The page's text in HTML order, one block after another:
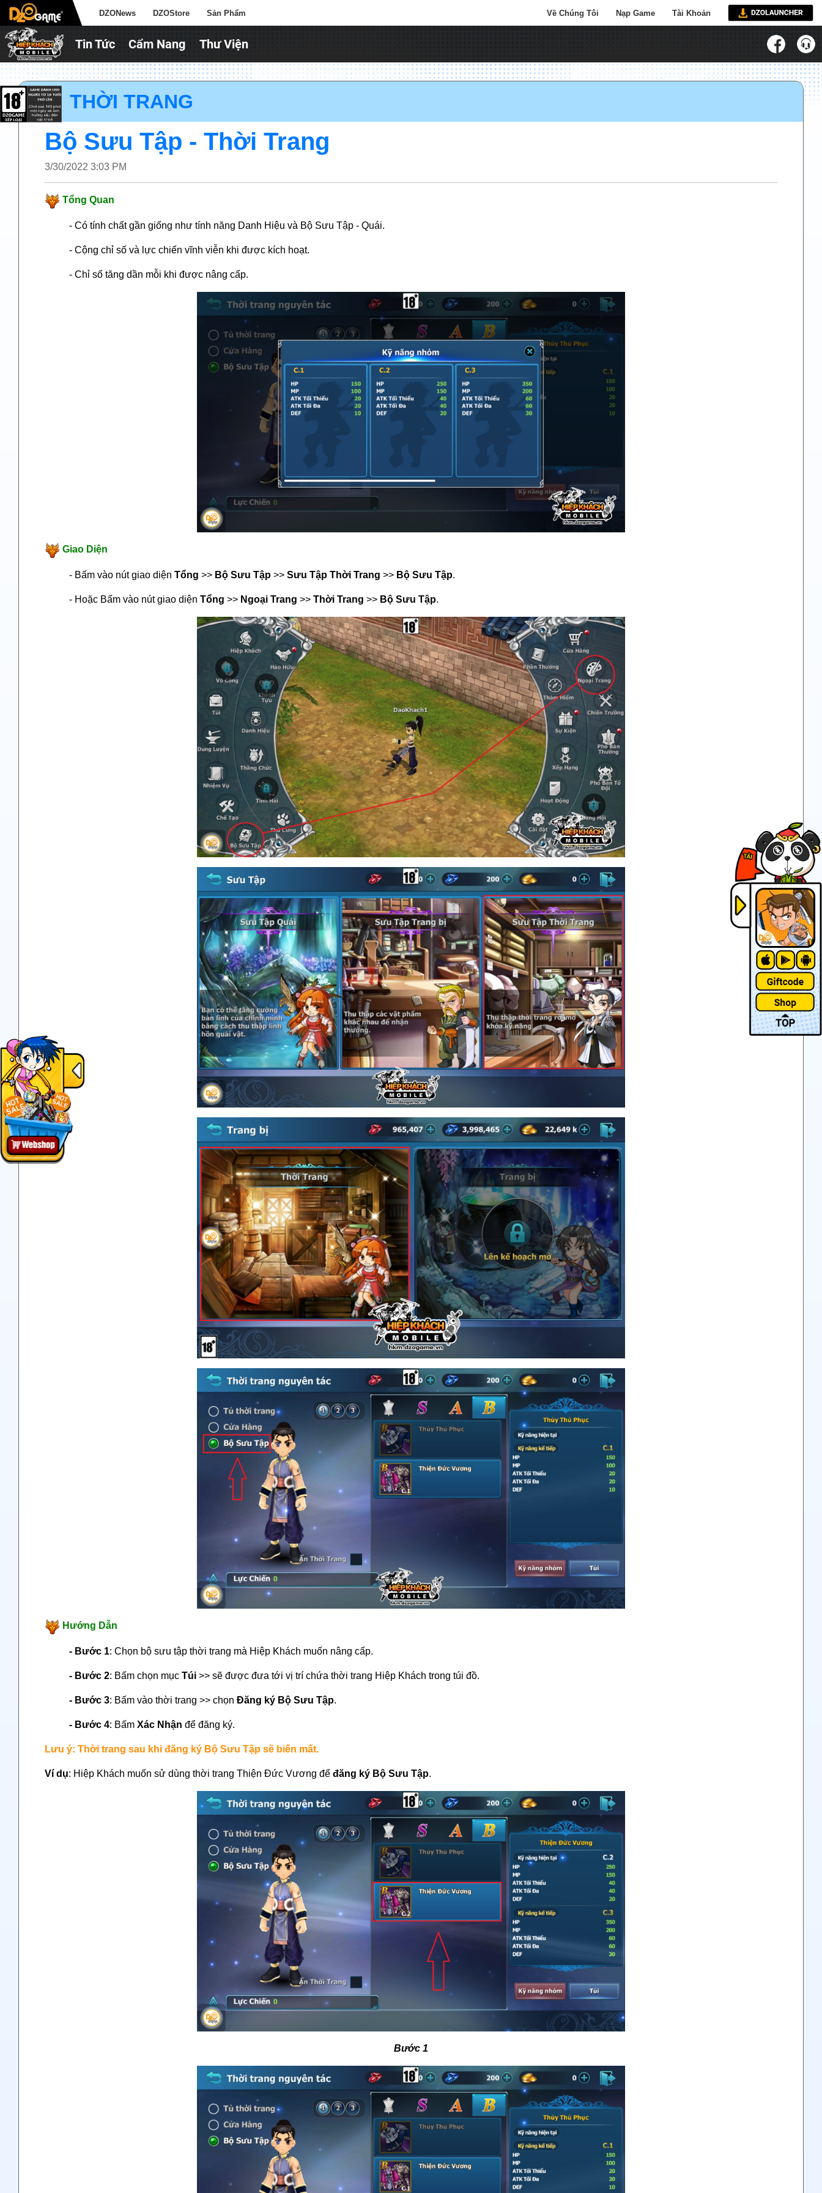
DZONews DZOStore Sản Phẩm Về Chúng Tôi Nạp Game Tài Khoản
Tin Tức Cẩm Nang Thư Viện
► THỜI TRANG
Bộ Sưu Tập - Thời Trang
3/30/2022 3:03 PM
Tổng Quan
- Có tính chất gần giống như tính năng Danh Hiệu và Bộ Sưu Tập - Quái.
- Cộng chỉ số và lực chiến vĩnh viễn khi được kích hoạt.
- Chỉ số tăng dần mỗi khi được nâng cấp.
Giao Diện
- Bấm vào nút giao diệnTổng >> Bộ Sưu Tập >> Sưu Tập Thời Trang >> Bộ Sưu Tập.
- Hoặc Bấm vào nút giao diệnTổng >> Ngoại Trang >>Thời Trang >> Bộ Sưu Tập.
Hướng Dẫn
- Bước 1: Chọn bộ sưu tập thời trang mà Hiệp Khách muốn nâng cấp.
- Bước 2: Bấm chọn mụcTúi >> sẽ được đưa tới vị trí chứa thời trang Hiệp Khách trong túi đồ.
- Bước 3: Bấm vào thời trang >> chọnĐăng ký Bộ Sưu Tập.
- Bước 4: BấmXác Nhận để đăng ký.
Lưu ý: Thời trang sau khi đăng ký Bộ Sưu Tập sẽ biến mất.
Ví dụ: Hiệp Khách muốn sử dùng thời trang Thiện Đức Vương đểđăng ký Bộ Sưu Tập.
Bước 1